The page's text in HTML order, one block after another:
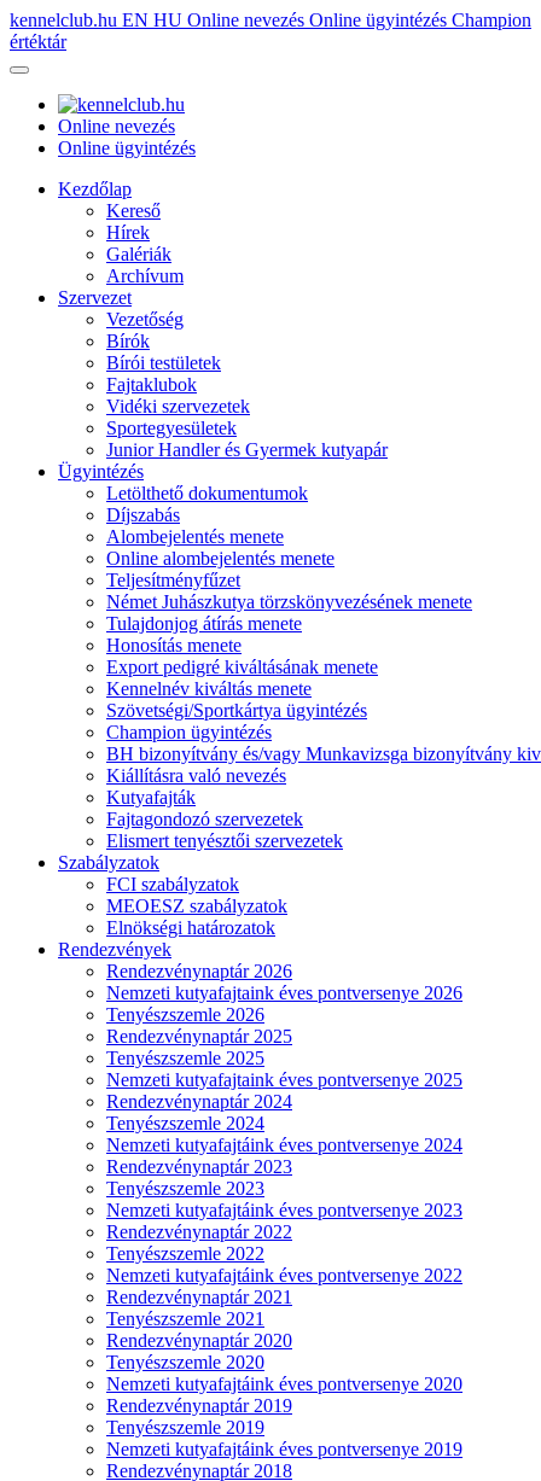
kennelclub.hu EN HU Online nevezés Online ügyintézés Champion
értéktár
Online nevezés
Online ügyintézés
Kezdőlap
Kereső
Hírek
Galériák
Archívum
Szervezet
Vezetőség
Bírók
Bírói testületek
Fajtaklubok
Vidéki szervezetek
Sportegyesületek
Junior Handler és Gyermek kutyapár
Ügyintézés
Letölthető dokumentumok
Díjszabás
Alombejelentés menete
Online alombejelentés menete
Teljesítményfűzet
Német Juhászkutya törzskönyvezésének menete
Tulajdonjog átírás menete
Honosítás menete
Export pedigré kiváltásának menete
Kennelnév kiváltás menete
Szövetségi/Sportkártya ügyintézés
Champion ügyintézés
BH bizonyítvány és/vagy Munkavizsga bizonyítvány
Kiállításra való nevezés
Kutyafajták
Fajtagondozó szervezetek
Elismert tenyésztői szervezetek
Szabályzatok
FCI szabályzatok
MEOESZ szabályzatok
Elnökségi határozatok
Rendezvények
Rendezvénynaptár 2026
Nemzeti kutyafajtaink éves pontversenye 2026
Tenyészszemle 2026
Rendezvénynaptár 2025
Tenyészszemle 2025
Nemzeti kutyafajtaink éves pontversenye 2025
Rendezvénynaptár 2024
Tenyészszemle 2024
Nemzeti kutyafajtáink éves pontversenye 2024
Rendezvénynaptár 2023
Tenyészszemle 2023
Nemzeti kutyafajtáink éves pontversenye 2023
Rendezvénynaptár 2022
Tenyészszemle 2022
Nemzeti kutyafajtáink éves pontversenye 2022
Rendezvénynaptár 2021
Tenyészszemle 2021
Rendezvénynaptár 2020
Tenyészszemle 2020
Nemzeti kutyafajtáink éves pontversenye 2020
Rendezvénynaptár 2019
Tenyészszemle 2019
Nemzeti kutyafajtáink éves pontversenye 2019
Rendezvénynaptár 2018